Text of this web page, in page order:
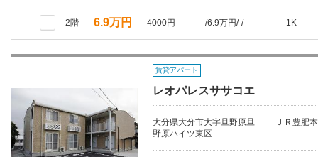
2階 6.9万円 4000円 -/6.9万円/-/- 1K
賃貸アパート
レオパレスササコエ
大分県大分市大字旦野原旦
野原ハイツ東区
ＪＲ豊肥